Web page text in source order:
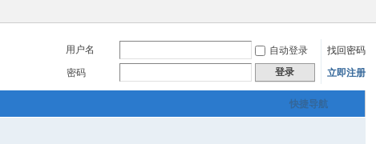
用户名 自动登录
找回密码
密码
登录 立即注册
快捷导航